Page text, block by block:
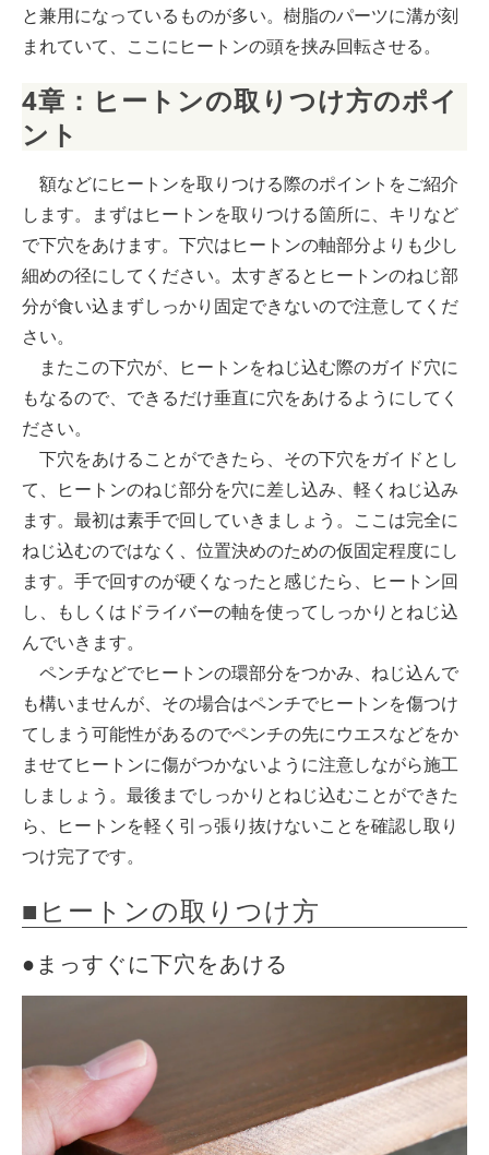
と兼用になっているものが多い。樹脂のパーツに溝が刻
まれていて、ここにヒートンの頭を挟み回転させる。
4章：ヒートンの取りつけ方のポイ
ント
額などにヒートンを取りつける際のポイントをご紹介
します。まずはヒートンを取りつける箇所に、キリなど
で下穴をあけます。下穴はヒートンの軸部分よりも少し
細めの径にしてください。太すぎるとヒートンのねじ部
分が食い込まずしっかり固定できないので注意してくだ
さい。
またこの下穴が、ヒートンをねじ込む際のガイド穴に
もなるので、できるだけ垂直に穴をあけるようにしてく
ださい。
下穴をあけることができたら、その下穴をガイドとし
て、ヒートンのねじ部分を穴に差し込み、軽くねじ込み
ます。最初は素手で回していきましょう。ここは完全に
ねじ込むのではなく、位置決めのための仮固定程度にし
ます。手で回すのが硬くなったと感じたら、ヒートン回
し、もしくはドライバーの軸を使ってしっかりとねじ込
んでいきます。
ペンチなどでヒートンの環部分をつかみ、ねじ込んで
も構いませんが、その場合はペンチでヒートンを傷つけ
てしまう可能性があるのでペンチの先にウエスなどをか
ませてヒートンに傷がつかないように注意しながら施工
しましょう。最後までしっかりとねじ込むことができた
ら、ヒートンを軽く引っ張り抜けないことを確認し取り
つけ完了です。
■ヒートンの取りつけ方
●まっすぐに下穴をあける